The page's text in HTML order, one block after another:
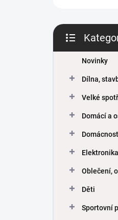
kategorie
Novinky
Dílna,
Velké
Domácí a
Domácnost
Elektronika
Oblečení,
Děti
Sportovní